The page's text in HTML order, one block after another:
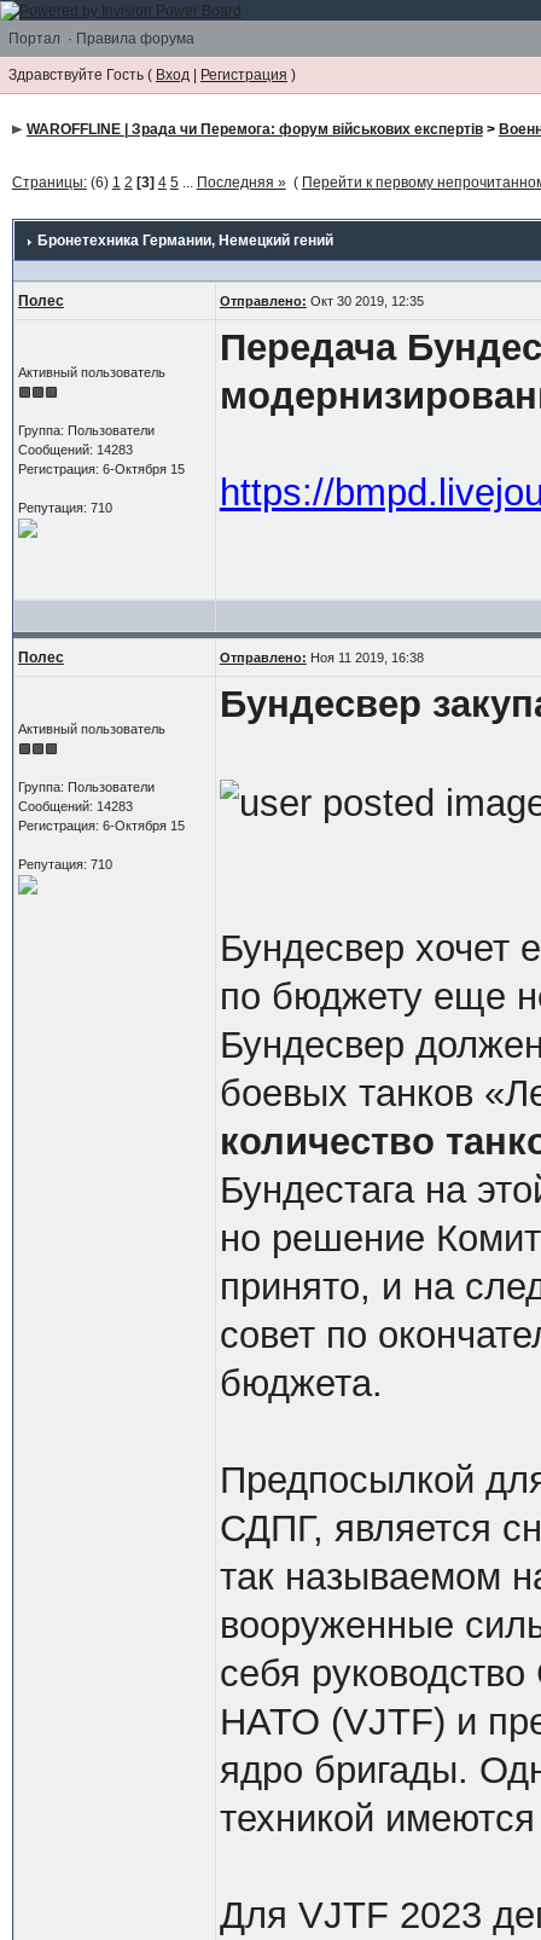
Портал · Правила форума
Здравствуйте Гость ( Вход | Регистрация )
WAROFFLINE | Зрада чи Перемога: форум військових експертів>
Страницы:(6) 1 2 [3] 4 5... Последняя » ( Перейти к первому
Бронетехника Германии, Немецкий гений
Полес Отправлено: Окт 30 2019, 12:35
Активный пользователь
Группа: Пользователи
Сообщений: 14283
Регистрация: 6-Октября 15
Репутация: 710
Передача
https://
Полес Отправлено: Ноя 11 2019, 16:38
Активный пользователь
Группа: Пользователи
Сообщений: 14283
Регистрация: 6-Октября 15
Репутация: 710
Бундесвер
Бундесвер хочет
по бюджету еще
Бундесвер
боевых танков
количество
Бундестага на
но решение
принято, и на
совет по
бюджета.
Предпосылкой
СДПГ, является
так называемом
вооруженные
себя
НАТО (VJTF) и
ядро ​​бригады.
техникой
Для VJTF 2023